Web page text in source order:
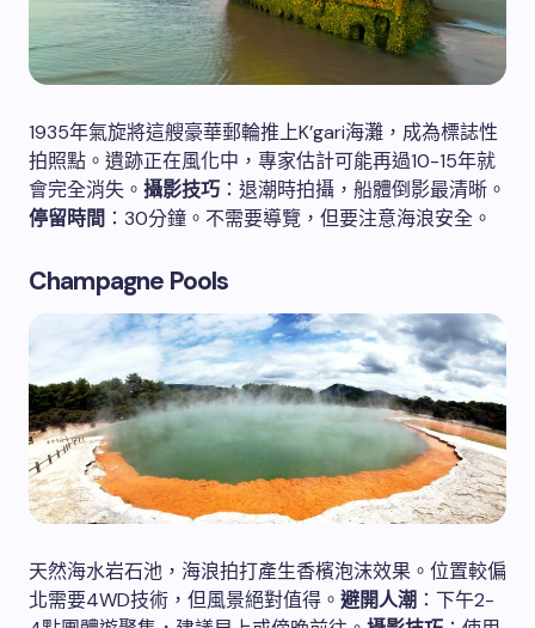
1935年氣旋將這艘豪華郵輪推上K’gari海灘，成為標誌性
拍照點。遺跡正在風化中，專家估計可能再過10-15年就
會完全消失。 攝影技巧 ：退潮時拍攝，船體倒影最清晰。
停留時間 ：30分鐘。不需要導覽，但要注意海浪安全。
Champagne Pools
天然海水岩石池，海浪拍打產生香檳泡沫效果。位置較偏
北需要4WD技術，但風景絕對值得。 避開人潮 ：下午2-